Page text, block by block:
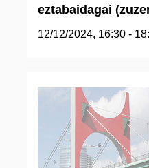
eztabaidagai
12/12/2024, 16:30 -